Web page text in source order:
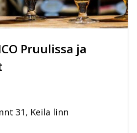
Pruulissa ja
31, Keila linn